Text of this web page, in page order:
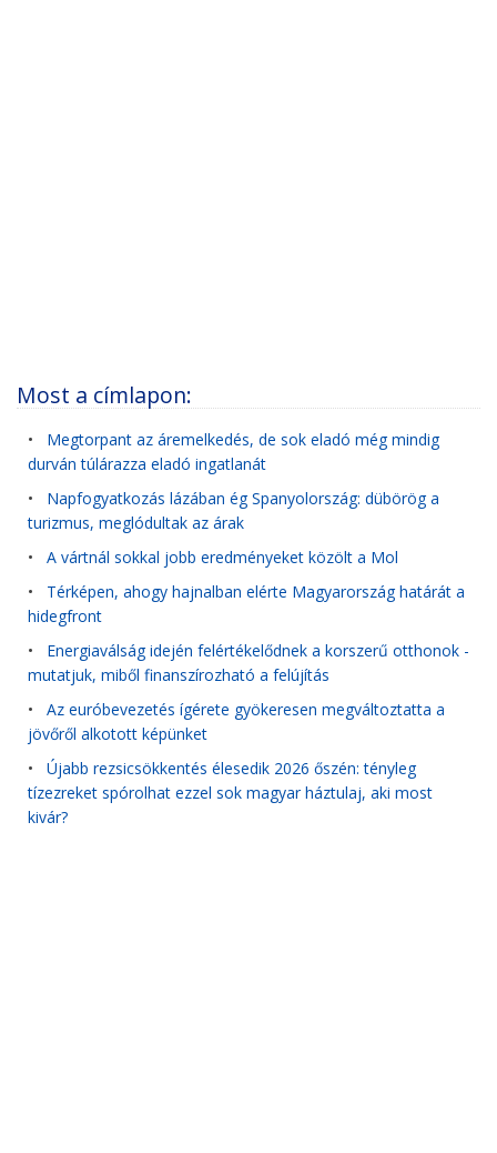
Most a címlapon:
• Megtorpant az áremelkedés, de sok eladó még mindig
durván túlárazza eladó ingatlanát
• Napfogyatkozás lázában ég Spanyolország: dübörög a
turizmus, meglódultak az árak
• A vártnál sokkal jobb eredményeket közölt a Mol
• Térképen, ahogy hajnalban elérte Magyarország határát a
hidegfront
• Energiaválság idején felértékelődnek a korszerű otthonok -
mutatjuk, miből finanszírozható a felújítás
• Az euróbevezetés ígérete gyökeresen megváltoztatta a
jövőről alkotott képünket
• Újabb rezsicsökkentés élesedik 2026 őszén: tényleg
tízezreket spórolhat ezzel sok magyar háztulaj, aki most
kivár?